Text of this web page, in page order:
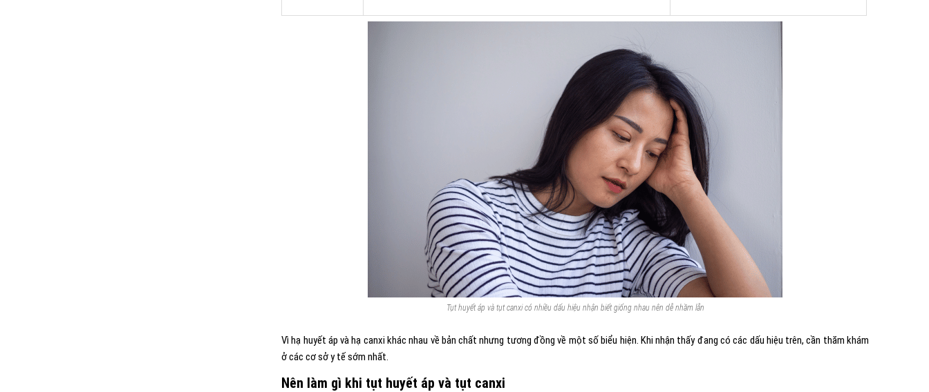
Tụt huyết áp và tụt canxi có nhiều dấu hiệu nhận biết giống nhau nên dễ nhầm lẫn
Vì hạ huyết áp và hạ canxi khác nhau về bản chất nhưng tương đồng về một số biểu hiện. Khi nhận thấy đang có các dấu hiệu trên, cần thăm khám
ở các cơ sở y tế sớm nhất.
Nên làm gì khi tụt huyết áp và tụt canxi